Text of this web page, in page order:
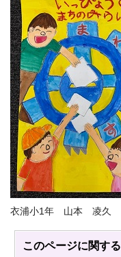
衣浦小1年 山本 凌久
このページに関する